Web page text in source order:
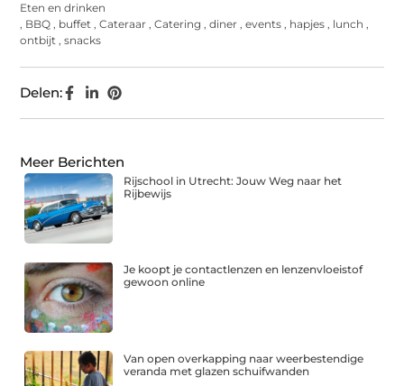
Eten en drinken
, BBQ , buffet ,Cateraar ,Catering ,diner ,events , hapjes , lunch ,
ontbijt ,snacks
Delen:
Meer Berichten
Rijschool in Utrecht: Jouw Weg naar het
Rijbewijs
Je koopt je contactlenzen en lenzenvloeistof
gewoon online
Van open overkapping naar weerbestendige
veranda met glazen schuifwanden